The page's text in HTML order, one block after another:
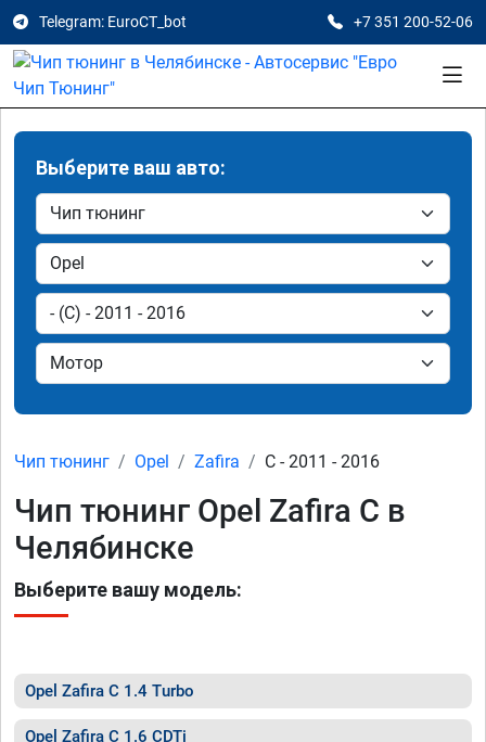
Telegram: EuroCT_bot +7 351 200-52-06
Выберите ваш авто:
Чип тюнинг Opel Zafira C - 2011 - 2016
Чип тюнинг Opel Zafira C в
Челябинске
Выберите вашу модель:
Opel Zafira C 1.4 Turbo
Opel Zafira C 1.6 CDTi